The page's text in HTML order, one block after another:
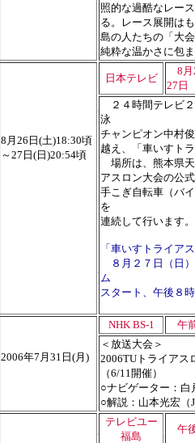
照的な過酷なレー
る。レース展開は
島の人たちの「大
純粋な温かさに包
8月26日(土)18:30頃
～27日(日)20:54頃
日本テレビ
8月
27日
２４時間テレビ
泳
チャンピオン中村
越え、「車いすト
場所は、熊本県
アスロン大会の公
手こぎ自転車（バ
を
連続して行います。
「車いすトライア
８月２７日（日
ム
スタート、午後８
2006年7月31日(月)
NHK BS-1
午
＜放送大会＞
2006TUトライアス
（6/11開催）
○ナビゲーター：白
○解説：山本光宏（
テレビユー
福島
午